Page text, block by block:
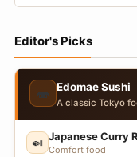
Editor's Picks
🍣 Edomae Sushi
A classic Tokyo
🍛 Japanese Curry
Comfort food